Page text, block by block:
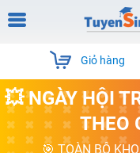
Giỏ hàng
💥 NGÀY HỘI
THEO
🎯 TOÀN BỘ